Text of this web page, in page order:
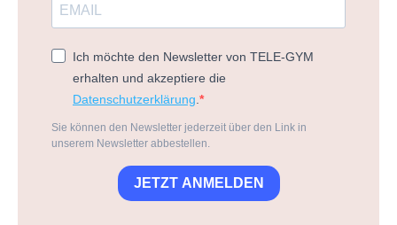
Ich möchte den Newsletter von TELE-GYM
erhalten und akzeptiere die
Datenschutzerklärung
Sie können den Newsletter jederzeit über den Link in
unserem Newsletter abbestellen.
JETZT ANMELDEN